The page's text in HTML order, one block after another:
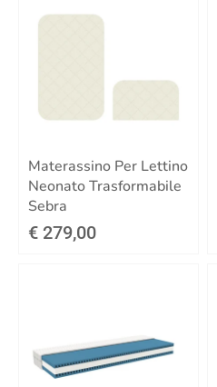
Materassino Per Lettino
Neonato Trasformabile
Sebra
€ 279,00